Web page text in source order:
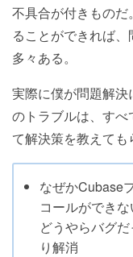
不具合が付きもの
ることができれば
多々ある。
実際に僕が問題解
のトラブルは、す
て解決策を教えても
なぜかCubase
コールができな
どうやらバグ
り解消